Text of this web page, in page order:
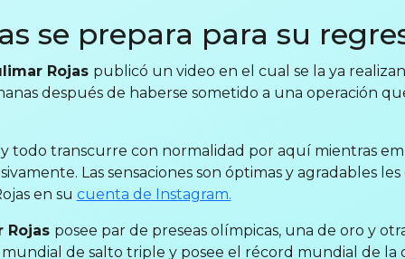
se prepara para su
Rojas publicó un video en el cual se la ya
después de haberse sometido a una operación
todo transcurre con normalidad por aquí mientras
Las sensaciones son óptimas y agradables
en su cuenta de Instagram.
Rojas posee par de preseas olímpicas, una de oro y
de salto triple y posee el récord mundial de la